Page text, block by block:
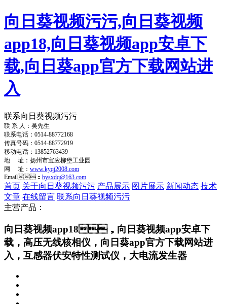
向日葵视频污污,向日葵视频
app18,向日葵视频app安卓下
载,向日葵app官方下载网站进
入
联系向日葵视频污污
联 系 人：吴先生
联系电话：0514-88772168
传真号码：0514-88772919
移动电话：13852763439
地 址：扬州市宝应柳堡工业园
网 址： www.kyqj2008.com
Email： bysxdq@163.com
首页 关于向日葵视频污污 产品展示 图片展示 新闻动态 技术
文章 在线留言 联系向日葵视频污污
主营产品：
向日葵视频app18，向日葵视频app安卓下
载，高压无线核相仪，向日葵app官方下载网站进
入，互感器伏安特性测试仪，大电流发生器